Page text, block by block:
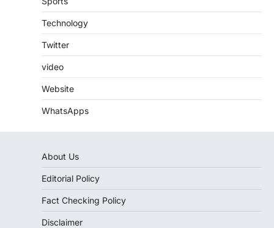
Technology
Twitter
video
Website
WhatsApps
About Us
Editorial Policy
Fact Checking Policy
Disclaimer